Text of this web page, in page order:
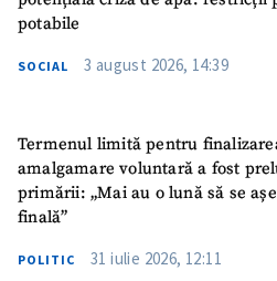
potabile
SOCIAL 3 august 2026, 14:39
Termenul limită pentru
amalgamare voluntară a fost
primării: „Mai au o lună să se
finală”
POLITIC 31 iulie 2026, 12:11